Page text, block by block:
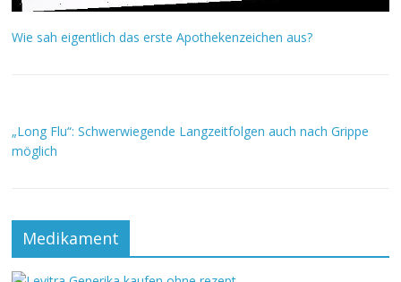
Wie sah eigentlich das erste Apothekenzeichen aus?
„Long Flu“: Schwerwiegende Langzeitfolgen auch nach Grippe
möglich
Medikament